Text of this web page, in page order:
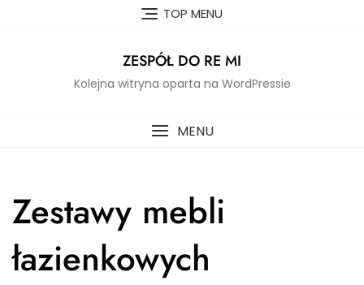
TOP MENU
ZESPÓŁ DO RE MI
Kolejna witryna oparta na WordPressie
MENU
Zestawy mebli
łazienkowych